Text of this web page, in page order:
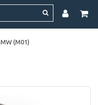
(M01)